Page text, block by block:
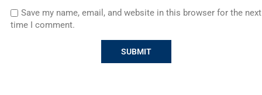
Save my name, email, and website in this browser for the next
time I comment.